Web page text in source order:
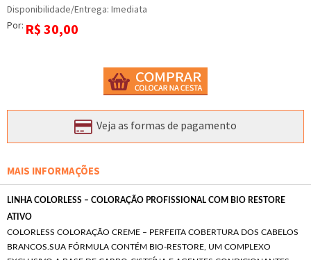
Disponibilidade/Entrega: Imediata
Por: R$ 30,00
Veja as formas de pagamento
MAIS INFORMAÇÕES
LINHA COLORLESS – COLORAÇÃO PROFISSIONAL COM BIO RESTORE
ATIVO
COLORLESS COLORAÇÃO CREME – PERFEITA COBERTURA DOS CABELOS
BRANCOS.SUA FÓRMULA CONTÉM BIO-RESTORE, UM COMPLEXO